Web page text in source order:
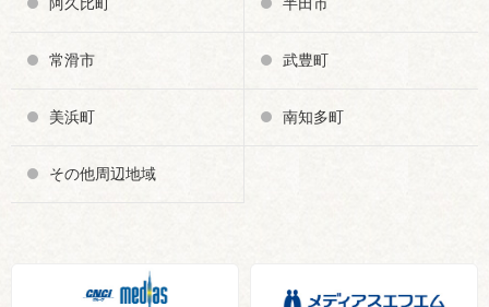
常滑市 武豊町
美浜町 南知多町
その他周辺地域